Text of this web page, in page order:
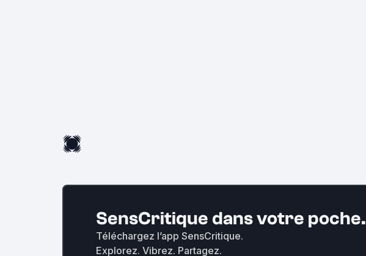
SensCritique dans votre poche.
Téléchargez l’app SensCritique.
Explorez. Vibrez. Partagez.